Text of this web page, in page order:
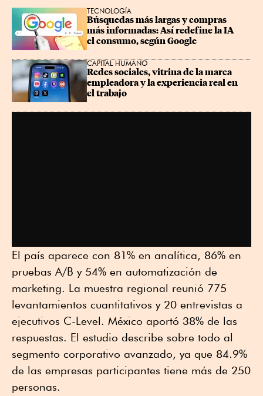
TECNOLOGÍA
Búsquedas más largas y compras
más informadas: Así redefine la IA
el consumo, según Google
CAPITAL HUMANO
Redes sociales, vitrina de la marca
empleadora y la experiencia real en
el trabajo
El país aparece con 81% en analítica, 86% en
pruebas A/B y 54% en automatización de
marketing. La muestra regional reunió 775
levantamientos cuantitativos y 20 entrevistas a
ejecutivos C-Level. México aportó 38% de las
respuestas. El estudio describe sobre todo al
segmento corporativo avanzado, ya que 84.9%
de las empresas participantes tiene más de 250
personas.